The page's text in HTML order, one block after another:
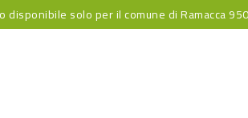
disponibile solo per il comune di Ramacca